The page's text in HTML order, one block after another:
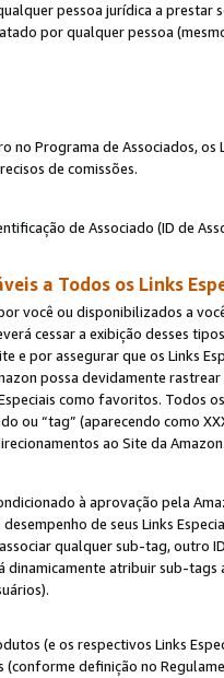
pessoa jurídica a
por qualquer pessoa
Programa de Associados, os
de comissões.
de Associado (ID de
a Todos os Links
você ou disponibilizados a
cessar a exibição desses
e por assegurar que os Links
possa devidamente
como favoritos. Todos
ou “tag” (aparecendo como
ao Site da
à aprovação pela
de seus Links
qualquer sub-tag,
dinamicamente atribuir sub-
(e os respectivos Links
definição no